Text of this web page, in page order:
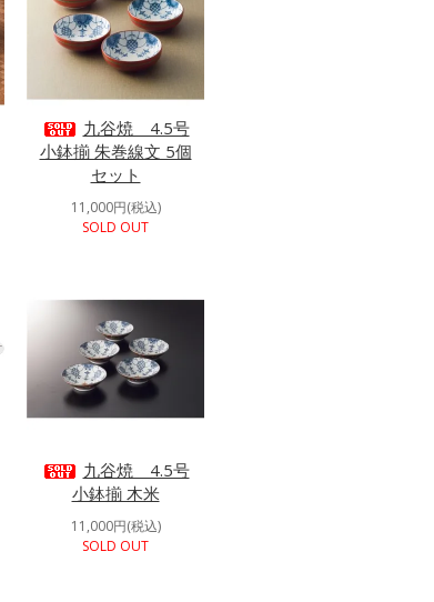
九谷焼 4.5号
小鉢揃 朱巻線文 5個
セット
11,000円(税込)
SOLD OUT
九谷焼 4.5号
小鉢揃 木米
11,000円(税込)
SOLD OUT